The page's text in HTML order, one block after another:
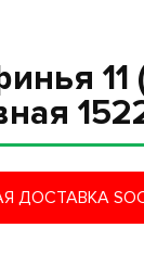
11
ДОСТАВКА